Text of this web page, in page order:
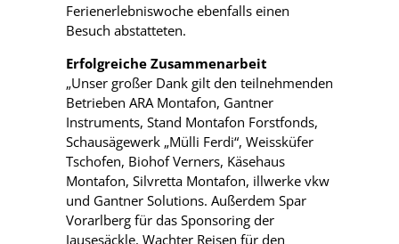
Ferienerlebniswoche ebenfalls einen
Besuch abstatteten.
Erfolgreiche Zusammenarbeit
„Unser großer Dank gilt den teilnehmenden
Betrieben ARA Montafon, Gantner
Instruments, Stand Montafon Forstfonds,
Schausägewerk „Mülli Ferdi“, Weissküfer
Tschofen, Biohof Verners, Käsehaus
Montafon, Silvretta Montafon, illwerke vkw
und Gantner Solutions. Außerdem Spar
Vorarlberg für das Sponsoring der
Jausesäckle, Wachter Reisen für den